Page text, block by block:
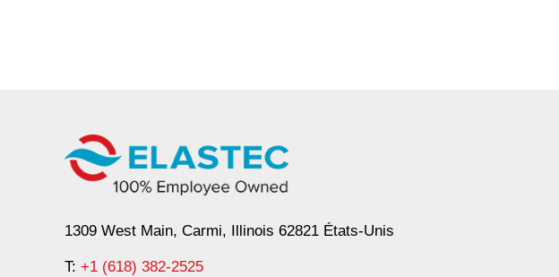
1309 West Main, Carmi, Illinois 62821 États-Unis
T: +1 (618) 382-2525